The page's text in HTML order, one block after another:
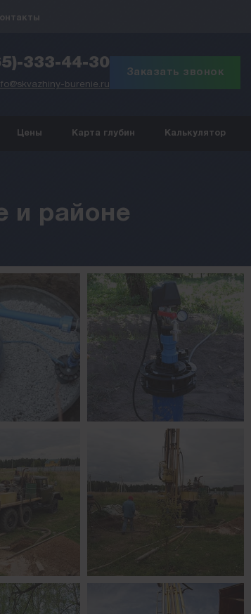
333-44-30
burenie.ru
Заказать звонок
Цены Карта глубин Калькулятор
и районе